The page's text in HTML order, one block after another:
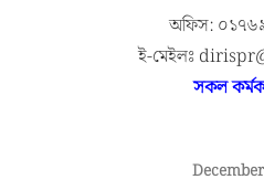
অফিস:
ই-মেইলঃ
সকল